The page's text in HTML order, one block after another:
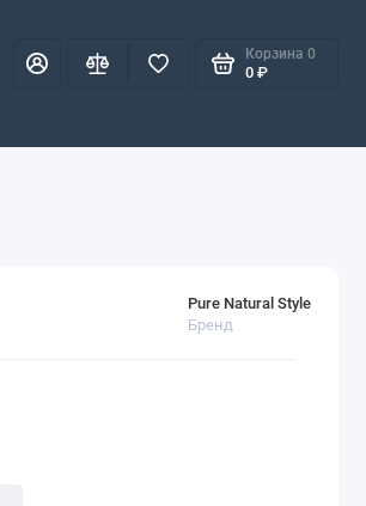
Корзина 0
0 ₽
Pure Natural Style
Бренд